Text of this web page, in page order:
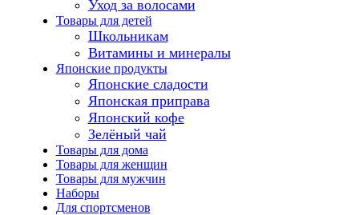
Уход за волосами
Товары для детей
Школьникам
Витамины и минералы
Японские продукты
Японские сладости
Японская приправа
Японский кофе
Зелёный чай
Товары для дома
Товары для женщин
Товары для мужчин
Наборы
Для спортсменов